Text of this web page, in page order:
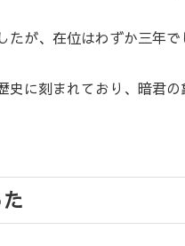
が、在位はわずか三年で
に刻まれており、暗君の